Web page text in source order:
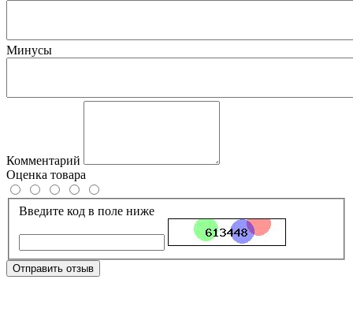
Минусы
Комментарий
Оценка товара
Введите код в поле ниже
Отправить отзыв